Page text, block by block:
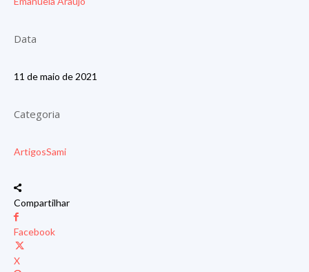
Data
11 de maio de 2021
Categoria
ArtigosSami
Compartilhar
Facebook
X